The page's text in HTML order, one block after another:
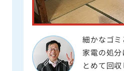
細かなゴ
家電の処
とめて回